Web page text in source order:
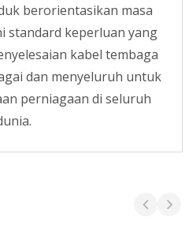
berorientasikan masa
standard keperluan yang
kabel tembaga
dan menyeluruh untuk
perniagaan di seluruh